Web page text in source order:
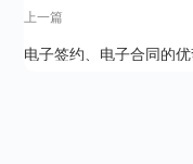
上一篇
电子签约、电子合同的